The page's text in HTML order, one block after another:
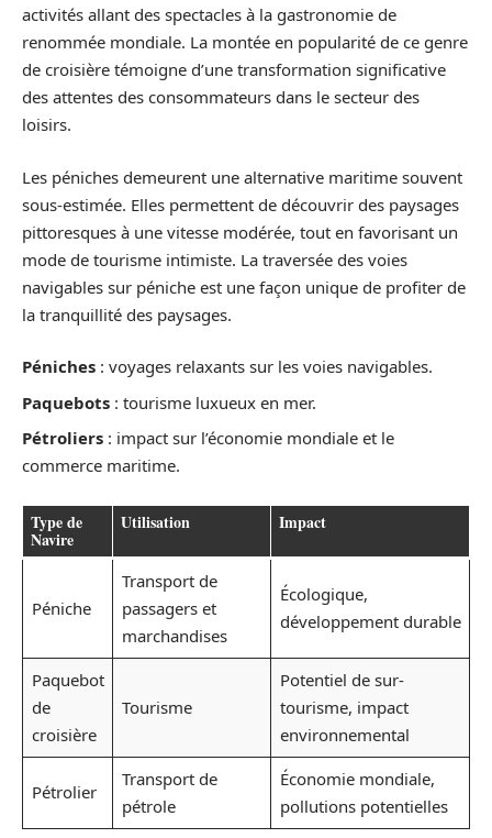
activités allant des spectacles à la gastronomie de
renommée mondiale. La montée en popularité de ce genre
de croisière témoigne d’une transformation significative
des attentes des consommateurs dans le secteur des
loisirs.
Les péniches demeurent une alternative maritime souvent
sous-estimée. Elles permettent de découvrir des paysages
pittoresques à une vitesse modérée, tout en favorisant un
mode de tourisme intimiste. La traversée des voies
navigables sur péniche est une façon unique de profiter de
la tranquillité des paysages.
Péniches : voyages relaxants sur les voies navigables.
Paquebots : tourisme luxueux en mer.
Pétroliers : impact sur l’économie mondiale et le
commerce maritime.
Type de
Navire
Utilisation Impact
Péniche
Transport de
passagers et
marchandises
Écologique,
développement durable
Paquebot
de
croisière
Tourisme
Potentiel de sur-
tourisme, impact
environnemental
Pétrolier
Transport de
pétrole
Économie mondiale,
pollutions potentielles